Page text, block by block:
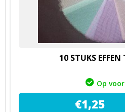
10 STUKS
Op
€1,25